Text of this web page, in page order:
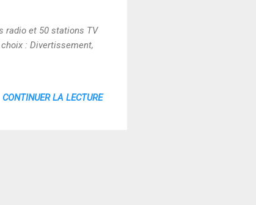
radio et 50 stations TV
: Divertissement,
CONTINUER LA LECTURE